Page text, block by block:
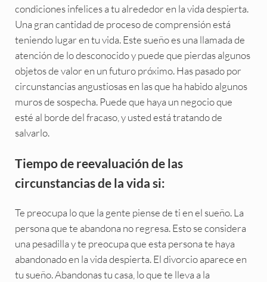
condiciones infelices a tu alrededor en la vida despierta.
Una gran cantidad de proceso de comprensión está
teniendo lugar en tu vida. Este sueño es una llamada de
atención de lo desconocido y puede que pierdas algunos
objetos de valor en un futuro próximo. Has pasado por
circunstancias angustiosas en las que ha habido algunos
muros de sospecha. Puede que haya un negocio que
esté al borde del fracaso, y usted está tratando de
salvarlo.
Tiempo de reevaluación de las
circunstancias de la vida si:
Te preocupa lo que la gente piense de ti en el sueño. La
persona que te abandona no regresa. Esto se considera
una pesadilla y te preocupa que esta persona te haya
abandonado en la vida despierta. El divorcio aparece en
tu sueño. Abandonas tu casa, lo que te lleva a la